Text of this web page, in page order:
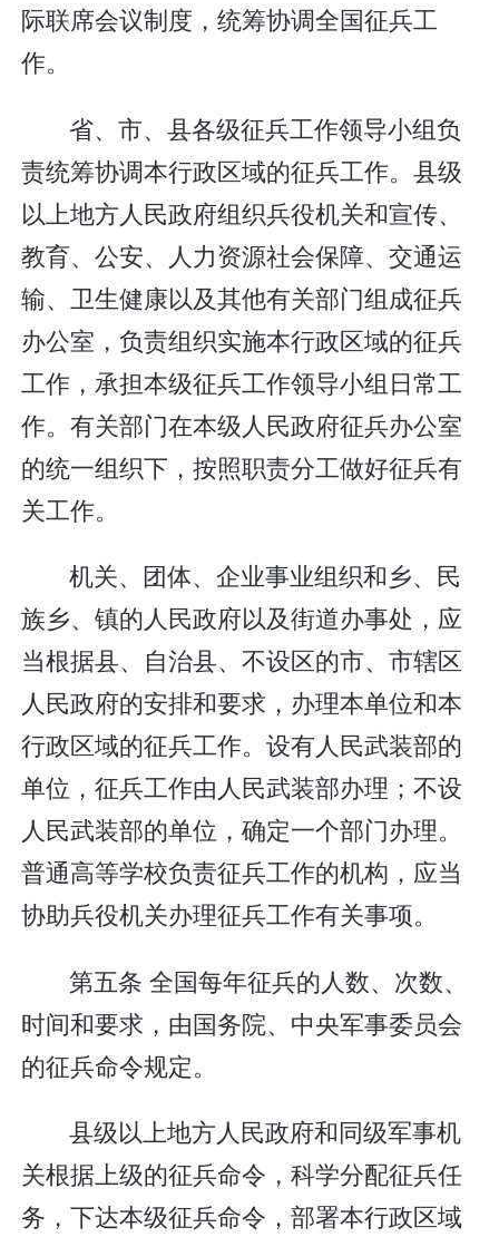
际联席会议制度，统筹协调全国征兵工
作。
省、市、县各级征兵工作领导小组负
责统筹协调本行政区域的征兵工作。县级
以上地方人民政府组织兵役机关和宣传、
教育、公安、人力资源社会保障、交通运
输、卫生健康以及其他有关部门组成征兵
办公室，负责组织实施本行政区域的征兵
工作，承担本级征兵工作领导小组日常工
作。有关部门在本级人民政府征兵办公室
的统一组织下，按照职责分工做好征兵有
关工作。
机关、团体、企业事业组织和乡、民
族乡、镇的人民政府以及街道办事处，应
当根据县、自治县、不设区的市、市辖区
人民政府的安排和要求，办理本单位和本
行政区域的征兵工作。设有人民武装部的
单位，征兵工作由人民武装部办理；不设
人民武装部的单位，确定一个部门办理。
普通高等学校负责征兵工作的机构，应当
协助兵役机关办理征兵工作有关事项。
第五条 全国每年征兵的人数、次数、
时间和要求，由国务院、中央军事委员会
的征兵命令规定。
县级以上地方人民政府和同级军事机
关根据上级的征兵命令，科学分配征兵任
务，下达本级征兵命令，部署本行政区域